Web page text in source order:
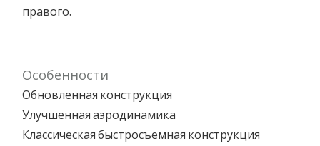
правого.
Особенности
Обновленная конструкция
Улучшенная аэродинамика
Классическая быстросъемная конструкция